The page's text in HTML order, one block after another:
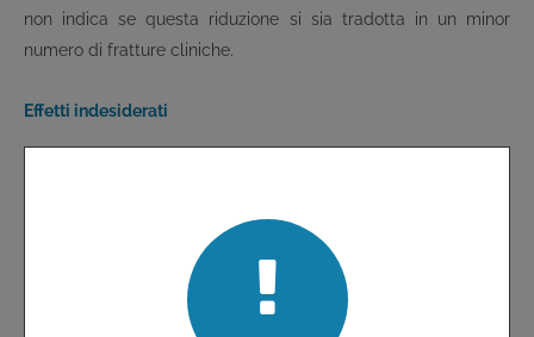
non indica se questa riduzione si sia tradotta in un minor
numero di fratture cliniche.
Effetti indesiderati
rappresentati da donne con osteoporosi postmenopausale,
252 da donne con tumore del seno e da 1.468 da uomini con
cancro della prostata
. Denosumab è un anticorpo
monoclonale e come tale può avere un impatto negativo sul